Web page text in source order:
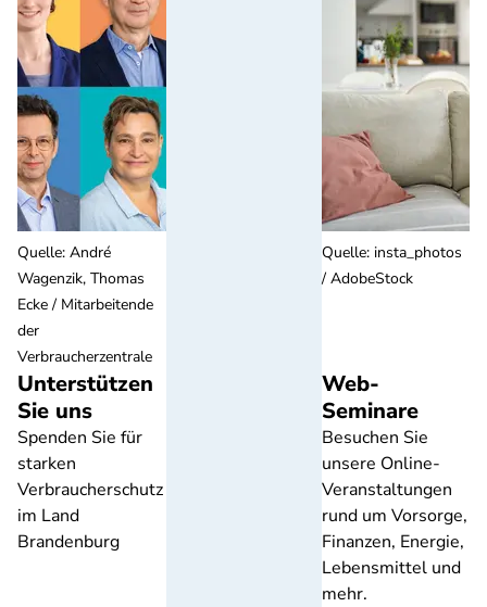
Unterstützen
Sie uns
Spenden Sie für
starken
Verbraucherschutz
im Land
Brandenburg
Quelle: André
Wagenzik, Thomas
Ecke / Mitarbeitende
der
Verbraucherzentrale
Web-
Seminare
Besuchen Sie
unsere Online-
Veranstaltungen
rund um Vorsorge,
Finanzen, Energie,
Lebensmittel und
mehr.
Quelle: insta_photos
/ AdobeStock